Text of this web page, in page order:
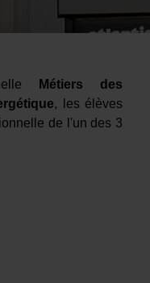
Métiers des
, les élèves
de l'un des 3